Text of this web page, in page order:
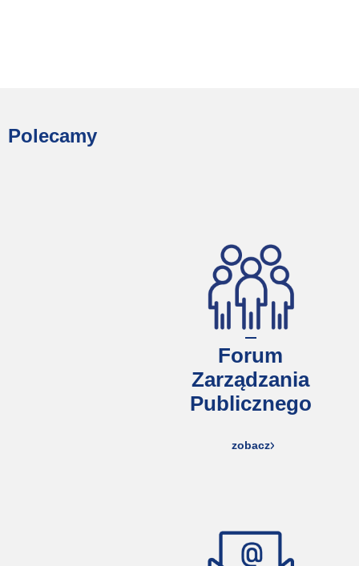
Polecamy
Forum
Zarządzania
Publicznego
zobacz